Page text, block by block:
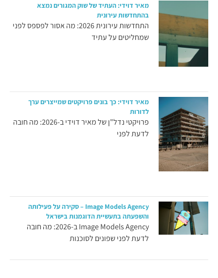
מאיר דוידי: העתיד של שוק המגורים נמצא
בהתחדשות עירונית
התחדשות עירונית 2026: מה אסור לפספס לפני
שמחליטים על עתיד
מאיר דוידי: כך בונים פרויקטים שמייצרים ערך
לדורות
פרויקטי נדל"ן של מאיר דוידי ב-2026: מה חובה
לדעת לפני
Image Models Agency – סקירה על פעילותה
והשפעתה בתעשיית הדוגמנות בישראל
Image Models Agency ב-2026: מה חובה
לדעת לפני שפונים לסוכנות